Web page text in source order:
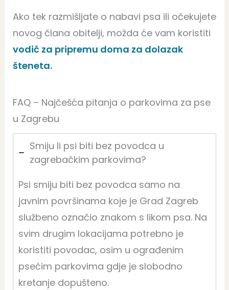
Ako tek razmišljate o nabavi psa ili očekujete
novog člana obitelji, možda će vam koristiti
vodič za pripremu doma za dolazak
šteneta.
FAQ – Najčešća pitanja o parkovima za pse
u Zagrebu
Smiju li psi biti bez povodca u
zagrebačkim parkovima?
Psi smiju biti bez povodca samo na
javnim površinama koje je Grad Zagreb
službeno označio znakom s likom psa. Na
svim drugim lokacijama potrebno je
koristiti povodac, osim u ograđenim
psećim parkovima gdje je slobodno
kretanje dopušteno.